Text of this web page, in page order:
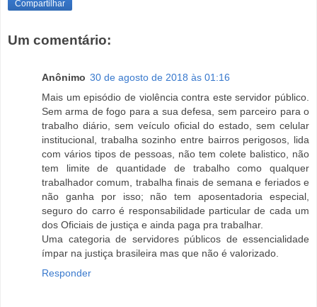
Compartilhar
Um comentário:
Anônimo 30 de agosto de 2018 às 01:16
Mais um episódio de violência contra este servidor público.
Sem arma de fogo para a sua defesa, sem parceiro para o
trabalho diário, sem veículo oficial do estado, sem celular
institucional, trabalha sozinho entre bairros perigosos, lida
com vários tipos de pessoas, não tem colete balistico, não
tem limite de quantidade de trabalho como qualquer
trabalhador comum, trabalha finais de semana e feriados e
não ganha por isso; não tem aposentadoria especial,
seguro do carro é responsabilidade particular de cada um
dos Oficiais de justiça e ainda paga pra trabalhar.
Uma categoria de servidores públicos de essencialidade
ímpar na justiça brasileira mas que não é valorizado.
Responder